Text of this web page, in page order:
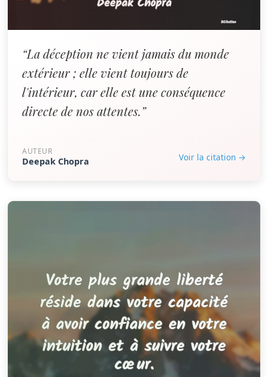
“La déception ne vient jamais du monde
extérieur ; elle vient toujours de
l'intérieur, car elle est une conséquence
directe de nos attentes.”
AUTEUR
Deepak Chopra Voir la citation →